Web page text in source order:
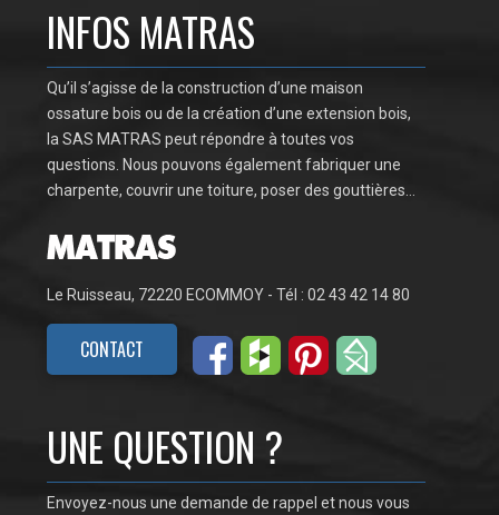
INFOS MATRAS
Qu’il s’agisse de la construction d’une maison
ossature bois ou de la création d’une extension bois,
la SAS MATRAS peut répondre à toutes vos
questions. Nous pouvons également fabriquer une
charpente, couvrir une toiture, poser des gouttières…
Le Ruisseau, 72220 ECOMMOY - Tél : 02 43 42 14 80
CONTACT
UNE QUESTION ?
Envoyez-nous une demande de rappel et nous vous